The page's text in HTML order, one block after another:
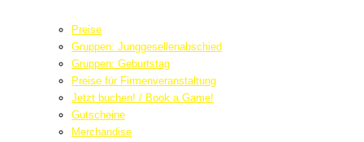
Preise
Gruppen: Junggesellenabschied
Gruppen: Geburtstag
Preise für Firmenveranstaltung
Jetzt buchen! / Book a Game!
Gutscheine
Merchandise